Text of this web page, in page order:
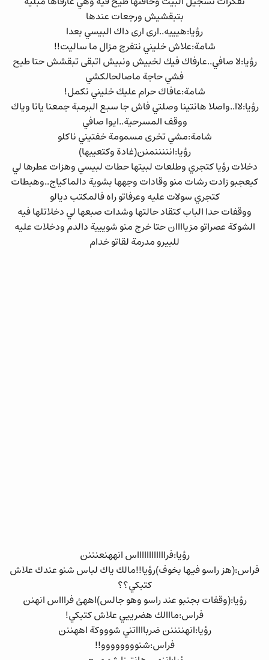
بتبقشيش ورجعات عندها
رؤيا:هيييه..ارى ارى داك البيسي بعدا
شامة:علاش خليني نتفرج مزال ما ساليت!!
رؤيا:لا صافي..عارفاك فيك لخبيش ونبيش اتبقى تبقشش حتا طيح
فشي حاجة ماصالحالكشي
شامة:عافاك حرام عليك خليني نكمل!
رؤيا:لاا..واصلا هانتينا وصلتي فاش جا سبع البرمبة جمعنا يانا وياك
ووقف المسرحية..ايوا صافي
شامة:مشي تخرى مسمومة خفتيني ناكلو
رؤيا:انننننمنن(غادة وكتعيبها)
دخلات رؤيا كتجري وطلعات لبيتها حطات لبيسي وهزات عطرها لي
كيعجبو زادت رشات منو وقادات وجهها بشوية دالماكياج..وهبطات
كتجري سولات عليه وعرفاتو راه فالمكتب ديالو
ووقفات حدا الباب كتقاد حالتها وشدات صبعها لي دخلاتلها فيه
الشوكة عصراتو مزياااان حتا خرج منو شوييية دالدم ودخلات عليه
للبيرو مدرمة لقاتو خدام
رؤيا:فرااااااااااااس انههنعنننن
فراس:(هز راسو فيها بخوف)رؤيا!!مالك ياك لباس شنو عندك علاش
كتبكي؟؟
رؤيا:(وقفات بجنبو عند راسو وهو جالس)اههئ فراااس انهنن
فراس:مااالك هضرييي علاش كتبكي!
رؤيا:انهننننن ضربااااتني شوووكة اههننن
فراس:شنوووووووو!!